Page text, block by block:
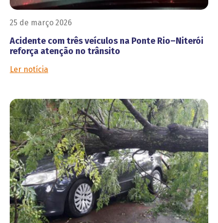
25 de março 2026
Acidente com três veículos na Ponte Rio–Niterói
reforça atenção no trânsito
Ler notícia